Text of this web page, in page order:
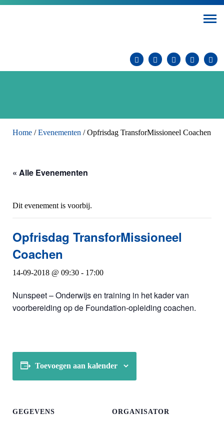
Home /Evenementen /Opfrisdag TransforMissioneel Coachen
« Alle Evenementen
Dit evenement is voorbij.
Opfrisdag TransforMissioneel
Coachen
14-09-2018 @ 09:30 - 17:00
Nunspeet – Onderwijs en training in het kader van
voorbereiding op de Foundation-opleiding coachen.
Toevoegen aan kalender
GEGEVENS ORGANISATOR